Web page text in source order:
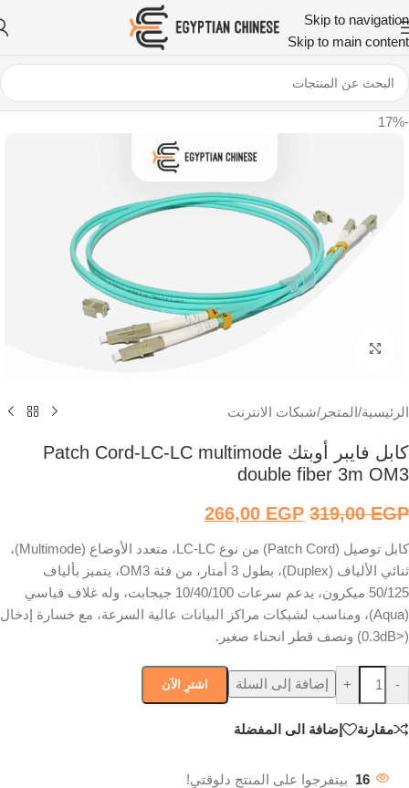
Skip to navigation
Skip to main content
-17%
الرئيسية/المتجر /شبكات الانترنت
كابل فايبر أوبتك Patch Cord-LC-LC multimode
double fiber 3m OM3
319,00EGP
266,00 EGP
كابل توصيل (Patch Cord) من نوع LC-LC، متعدد الأوضاع (Multimode)،
ثنائي الألياف (Duplex)، بطول 3 أمتار، من فئة OM3، يتميز بألياف
50/125 ميكرون، يدعم سرعات 10/40/100 جيجابت، وله غلاف قياسي
(Aqua)، ومناسب لشبكات مراكز البيانات عالية السرعة، مع خسارة إدخال
(<0.3dB) ونصف قطر انحناء صغير.
-
+ إضافة إلى السلة اشترِ الآن
مقارنة إضافة الى المفضلة
16 بيتفرجوا على المنتج دلوقتي!